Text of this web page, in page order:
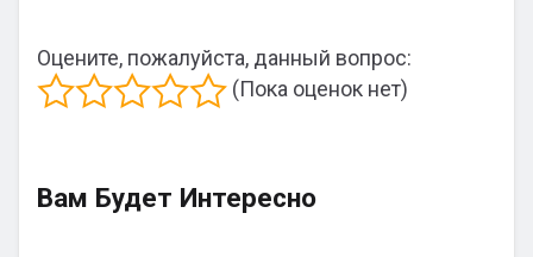
Оцените, пожалуйста, данный вопрос:
(Пока оценок нет)
Вам Будет Интересно